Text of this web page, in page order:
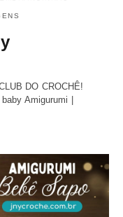
DO CROCHÊ!
Amigurumi |